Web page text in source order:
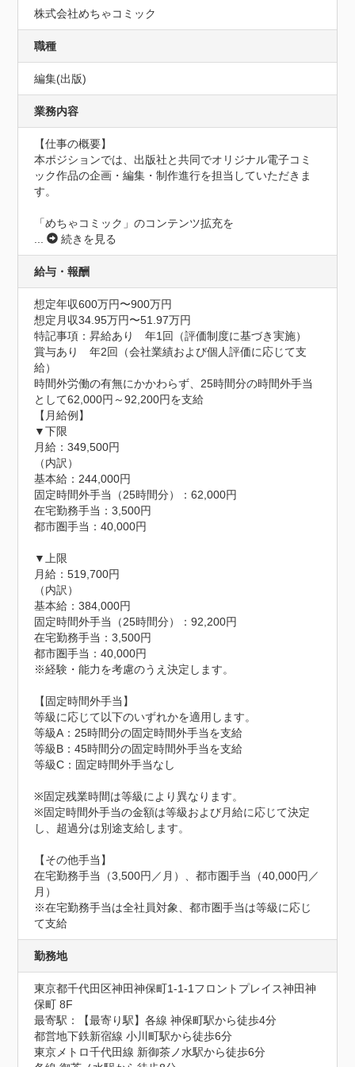
株式会社めちゃコミック
職種
編集(出版)
業務内容
【仕事の概要】
本ポジションでは、出版社と共同でオリジナル電子コミ
ック作品の企画・編集・制作進行を担当していただきま
す。
「めちゃコミック」のコンテンツ拡充を
...
続きを見る
給与・報酬
想定年収600万円〜900万円
想定月収34.95万円〜51.97万円
特記事項：昇給あり　年1回（評価制度に基づき実施）
賞与あり　年2回（会社業績および個人評価に応じて支
給）
時間外労働の有無にかかわらず、25時間分の時間外手当
として62,000円～92,200円を支給
【月給例】
▼下限
月給：349,500円
（内訳）
基本給：244,000円
固定時間外手当（25時間分）：62,000円
在宅勤務手当：3,500円
都市圏手当：40,000円
▼上限
月給：519,700円
（内訳）
基本給：384,000円
固定時間外手当（25時間分）：92,200円
在宅勤務手当：3,500円
都市圏手当：40,000円
※経験・能力を考慮のうえ決定します。
【固定時間外手当】
等級に応じて以下のいずれかを適用します。
等級A：25時間分の固定時間外手当を支給
等級B：45時間分の固定時間外手当を支給
等級C：固定時間外手当なし
※固定残業時間は等級により異なります。
※固定時間外手当の金額は等級および月給に応じて決定
し、超過分は別途支給します。
【その他手当】
在宅勤務手当（3,500円／月）、都市圏手当（40,000円／
月）
※在宅勤務手当は全社員対象、都市圏手当は等級に応じ
て支給
勤務地
東京都千代田区神田神保町1-1-1フロントプレイス神田神
保町 8F
最寄駅：【最寄り駅】各線 神保町駅から徒歩4分
都営地下鉄新宿線 小川町駅から徒歩6分
東京メトロ千代田線 新御茶ノ水駅から徒歩6分